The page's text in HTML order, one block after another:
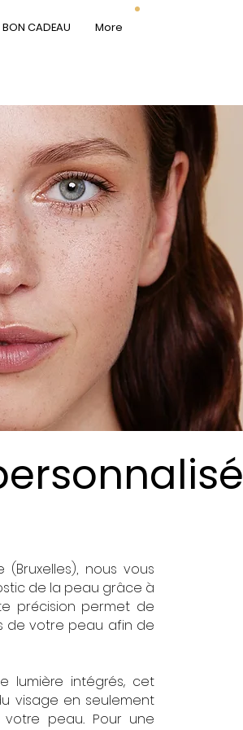
BON CADEAU More
nous vous
de la peau grâce à
précision permet de
de votre peau afin de
lumière intégrés, cet
visage en seulement
peau. Pour une